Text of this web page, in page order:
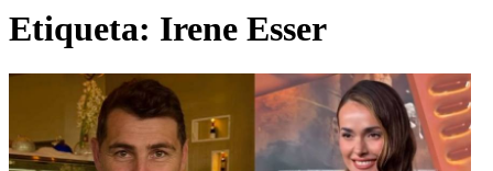
Etiqueta: Irene Esser